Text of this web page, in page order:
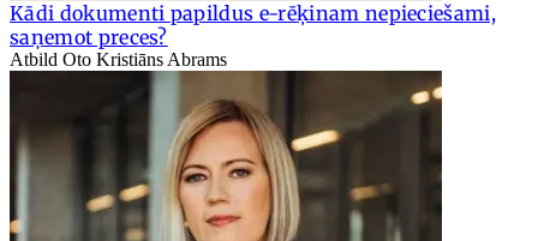
Kādi dokumenti papildus e-rēķinam nepieciešami,
saņemot preces?
Atbild Oto Kristiāns Abrams